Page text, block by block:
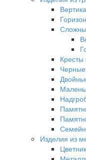
Кресты
Изделия из